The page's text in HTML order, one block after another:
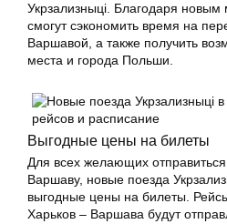
Укрзализныці. Благодаря
смогут сэкономить время на
Варшавой, а также получить
места и города Польши.
Выгодные цены на билеты
Для всех желающих
Варшаву, новые поезда
выгодные цены на билеты.
Харьков – Варшава будут